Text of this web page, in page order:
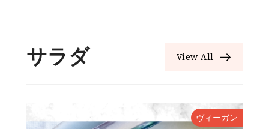
サラダ View All
ヴィーガン